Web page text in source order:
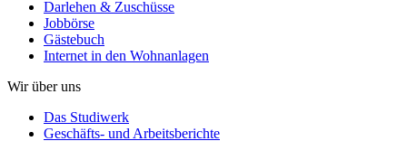
Darlehen & Zuschüsse
Jobbörse
Gästebuch
Internet in den Wohnanlagen
Wir über uns
Das Studiwerk
Geschäfts- und Arbeitsberichte